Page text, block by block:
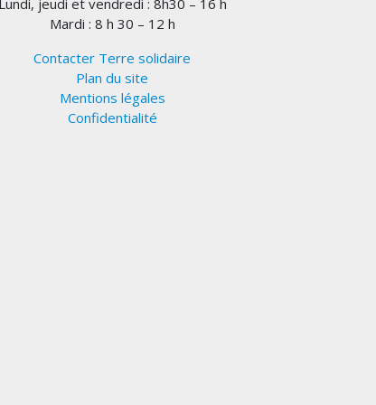
Lundi, jeudi et vendredi : 8h30 – 16 h
Mardi : 8 h 30 – 12 h
Contacter Terre solidaire
Plan du site
Mentions légales
Confidentialité